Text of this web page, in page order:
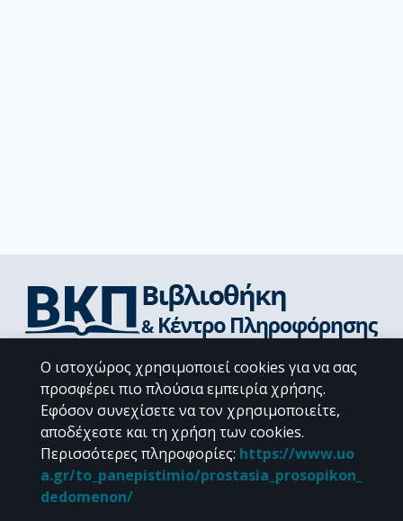
Διεύθυνση Βιβλιοθήκης & Κέντρου Πληροφόρησης
Βιβλιοθήκες Σχολών του ΕΚΠΑ
Υπολογιστικό Κέντρο Βιβλιοθηκών
Επικοινωνία / Helpdesk
Ο ιστοχώρος χρησιμοποιεί cookies για να σας
προσφέρει πιο πλούσια εμπειρία χρήσης.
Εφόσον συνεχίσετε να τον χρησιμοποιείτε,
αποδέχεστε και τη χρήση των cookies.
Περισσότερες πληροφορίες: https://www.uo
a.gr/to_panepistimio/prostasia_prosopikon_
dedomenon/